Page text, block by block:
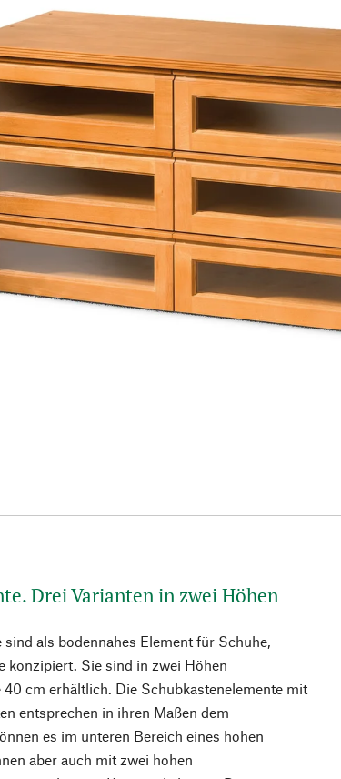
Drei Varianten in zwei Höhen
als bodennahes Element für Schuhe,
konzipiert. Sie sind in zwei Höhen
cm erhältlich. Die Schubkastenelemente mit
entsprechen in ihren Maßen dem
es im unteren Bereich eines hohen
aber auch mit zwei hohen